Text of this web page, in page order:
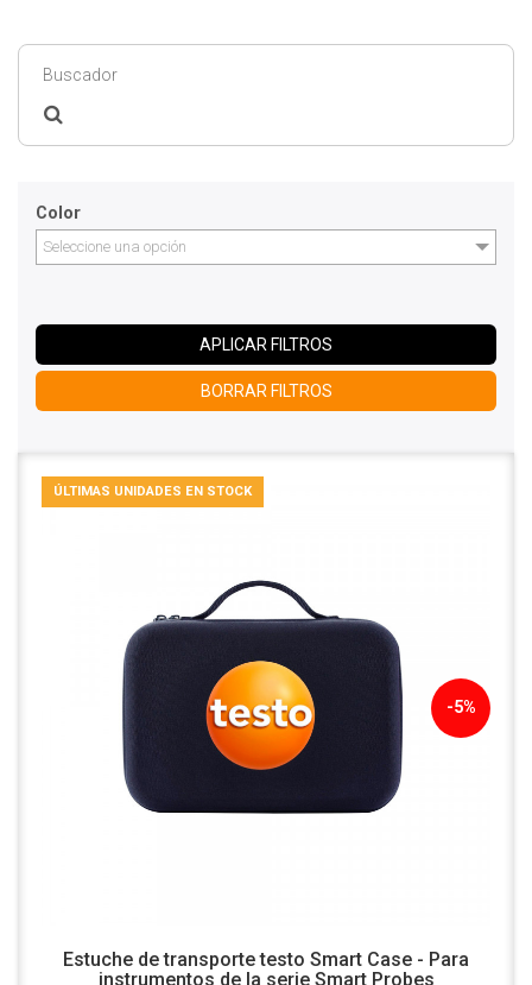
Color
Seleccione una opción
APLICAR FILTROS
BORRAR FILTROS
-5%
ÚLTIMAS UNIDADES EN STOCK
Estuche de transporte testo Smart Case - Para
instrumentos de la serie Smart Probes